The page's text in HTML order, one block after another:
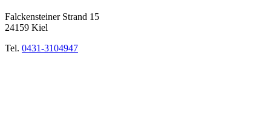
Falckensteiner Strand 15
24159 Kiel
Tel. 0431-3104947